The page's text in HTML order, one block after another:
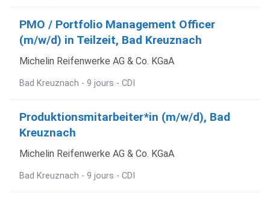
PMO / Portfolio Management Officer
(m/w/d) in Teilzeit, Bad Kreuznach
Michelin Reifenwerke AG & Co. KGaA
Bad Kreuznach - 9 jours - CDI
Produktionsmitarbeiter*in (m/w/d), Bad
Kreuznach
Michelin Reifenwerke AG & Co. KGaA
Bad Kreuznach - 9 jours - CDI